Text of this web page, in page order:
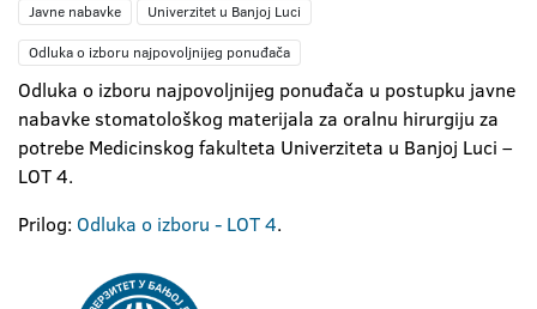
Javne nabavke
Univerzitet u Banjoj Luci
Odluka o izboru najpovoljnijeg ponuđača
Odluka o izboru najpovoljnijeg ponuđača u postupku javne
nabavke stomatološkog materijala za oralnu hirurgiju za
potrebe Medicinskog fakulteta Univerziteta u Banjoj Luci –
LOT 4.
Prilog: Odluka o izboru - LOT 4.